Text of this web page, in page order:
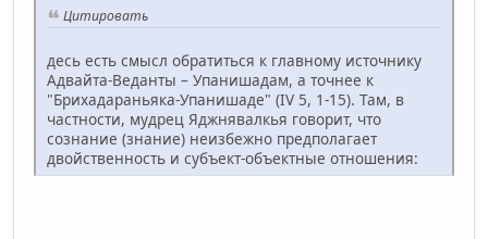
Цитировать
десь есть смысл обратиться к главному источнику
Адвайта-Веданты – Упанишадам, а точнее к
"Брихадараньяка-Упанишаде" (IV 5, 1-15). Там, в
частности, мудрец Яджнявалкья говорит, что
сознание (знание) неизбежно предполагает
двойственность и субъект-объектные отношения: